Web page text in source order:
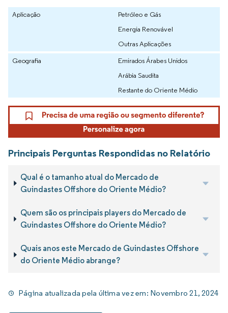
Aplicação
Petróleo e Gás
Energia Renovável
Outras Aplicações
Geografia
Emirados Árabes Unidos
Arábia Saudita
Restante do Oriente Médio
Principais Perguntas Respondidas no Relatório
Qual é o tamanho atual do Mercado de
Guindastes Offshore do Oriente Médio?
Quem são os principais players do Mercado de
Guindastes Offshore do Oriente Médio?
Quais anos este Mercado de Guindastes Offshore
do Oriente Médio abrange?
Página atualizada pela última vez em: Novembro 21, 2024